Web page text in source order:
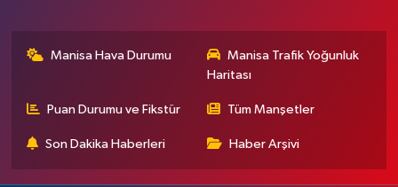
Manisa Hava Durumu
Manisa Trafik Yoğunluk
Haritası
Puan Durumu ve Fikstür Tüm Manşetler
Son Dakika Haberleri Haber Arşivi